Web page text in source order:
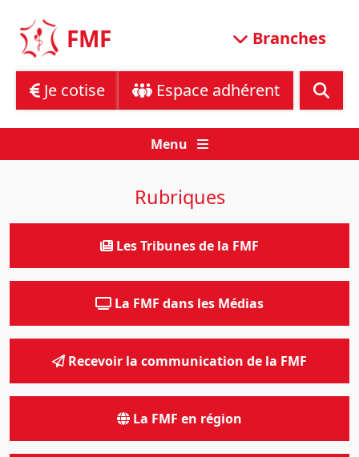
content
FMF Branches
Je cotise Espace adhérent
Menu
Rubriques
Les Tribunes de la FMF
La FMF dans les Médias
Recevoir la communication de la FMF
La FMF en région